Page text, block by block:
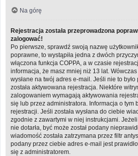
Na górę
Rejestracja została przeprowadzona
zalogować!
Po pierwsze, sprawdź swoją nazwę
poprawne, to wystąpiła jedna z dwóch
włączona funkcja COPPA, a w czasie
informacja, że masz mniej niż 13 lat.
wysłane na twój adres e-mail. Jeśli nie to
została aktywowana rejestracja. Niektóre
zalogowaniem wymagają aktywowania
się lub przez administratora. Informacja o tym
rejestracji. Jeśli została wysłana do ciebie
zgodnie z zawartymi w niej instrukcjami.
nie dotarła, być może został podany
wiadomość została zatrzymana przez filtr
podany przez ciebie adres e-mail jest
się z administratorem.